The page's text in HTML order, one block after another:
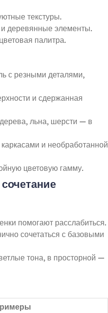
текстуры.
и деревянные элементы.
палитра.
с резными деталями,
и сдержанная
льна, шерсти — в
и необработанной
цветовую гамму.
помогают расслабиться.
сочетаться с базовыми
тона, в просторной —